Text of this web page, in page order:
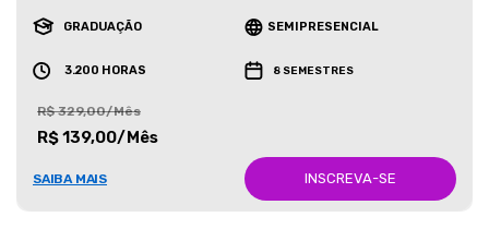
GRADUAÇÃO SEMIPRESENCIAL
3.200 HORAS 8 SEMESTRES
R$ 329,00/Mês
R$ 139,00/Mês
SAIBA MAIS INSCREVA-SE